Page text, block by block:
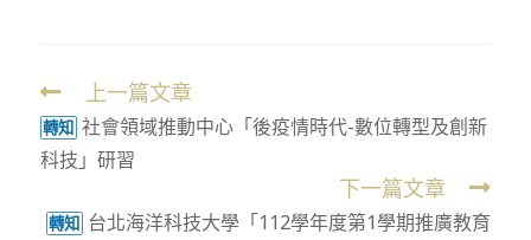
Read
more
articles
上一篇文章
轉知 社會領域推動中心「後疫情時代-數位轉型及創新
科技」研習
下一篇文章
轉知 台北海洋科技大學「112學年度第1學期推廣教育